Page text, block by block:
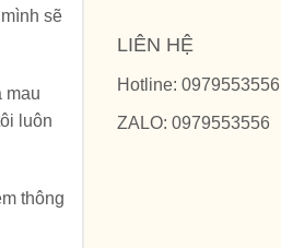
sẽ
mau
luôn
thông
LIÊN HỆ
Hotline: 0979553556
ZALO: 0979553556